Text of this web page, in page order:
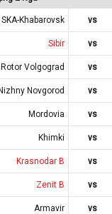
SKA-Khabarovsk vs
Sibir vs
Rotor Volgograd vs
Novgorod vs
Mordovia vs
Khimki vs
Krasnodar B vs
Zenit B vs
Armavir vs